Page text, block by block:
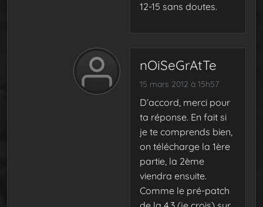
12-15 sans doutes.
nOiSeGrAtTe
15 mars 2012 à 15h57
D’accord, merci pour
ta réponse. En fait si
je te comprends bien,
on télécharge la 1ère
partie, la 2ème
viendra ensuite.
Comme le pré-patch